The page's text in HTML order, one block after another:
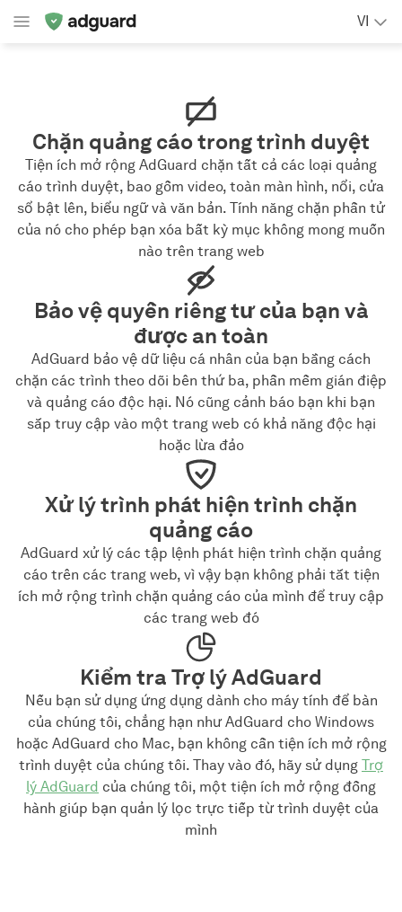
VI
Chặn quảng cáo trong trình duyệt
Tiện ích mở rộng AdGuard chặn tất cả các loại quảng
cáo trình duyệt, bao gồm video, toàn màn hình, nổi, cửa
sổ bật lên, biểu ngữ và văn bản. Tính năng chặn phần tử
của nó cho phép bạn xóa bất kỳ mục không mong muốn
nào trên trang web
Bảo vệ quyền riêng tư của bạn và
được an toàn
AdGuard bảo vệ dữ liệu cá nhân của bạn bằng cách
chặn các trình theo dõi bên thứ ba, phần mềm gián điệp
và quảng cáo độc hại. Nó cũng cảnh báo bạn khi bạn
sắp truy cập vào một trang web có khả năng độc hại
hoặc lừa đảo
Xử lý trình phát hiện trình chặn
quảng cáo
AdGuard xử lý các tập lệnh phát hiện trình chặn quảng
cáo trên các trang web, vì vậy bạn không phải tắt tiện
ích mở rộng trình chặn quảng cáo của mình để truy cập
các trang web đó
Kiểm tra Trợ lý AdGuard
Nếu bạn sử dụng ứng dụng dành cho máy tính để bàn
của chúng tôi, chẳng hạn như AdGuard cho Windows
hoặc AdGuard cho Mac, bạn không cần tiện ích mở rộng
trình duyệt của chúng tôi. Thay vào đó, hãy sử dụng Trợ
lý AdGuard của chúng tôi, một tiện ích mở rộng đồng
hành giúp bạn quản lý lọc trực tiếp từ trình duyệt của
mình